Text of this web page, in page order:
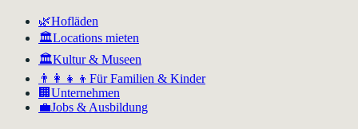
🌿Hofläden
🏛️Locations mieten
🏛Kultur & Museen
👨‍👩‍👧‍👦 Für Familien & Kinder
🏢 Unternehmen
💼Jobs & Ausbildung